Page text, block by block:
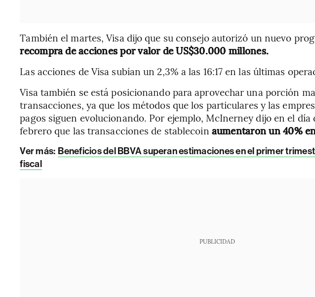
También el martes, Visa dijo que su consejo autorizó un nuevo
recompra de acciones por valor de US$30.000 millones.
Las acciones de Visa subían un 2,3% a las 16:17 en las últimas
Visa también se está posicionando para aprovechar una porción
transacciones, ya que los métodos que los particulares y las
pagos siguen evolucionando. Por ejemplo, McInerney dijo en el día
febrero que las transacciones de stablecoin aumentaron un 40%
Ver más: Beneficios del BBVA superan estimaciones en el primer
fiscal
PUBLICIDAD